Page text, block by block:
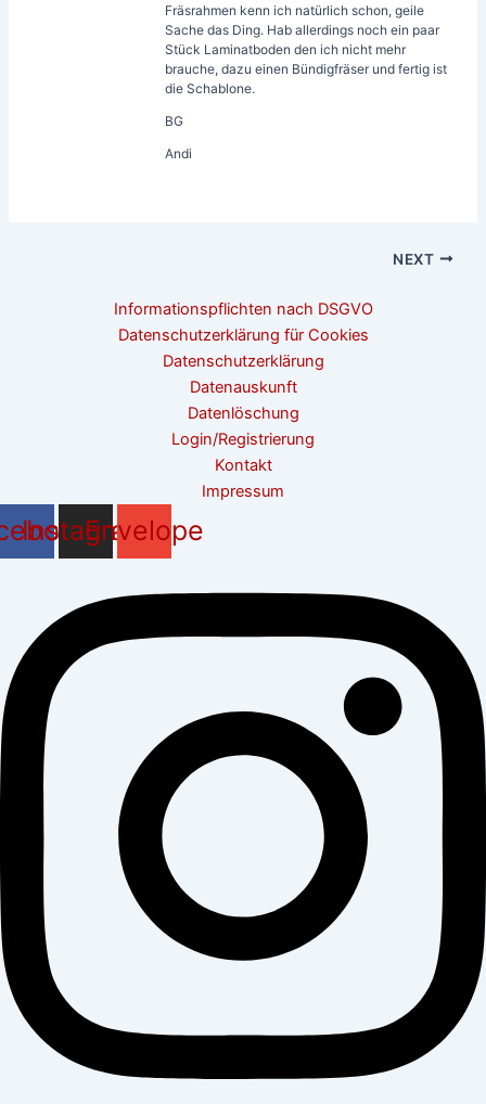
Fräsrahmen kenn ich natürlich schon, geile
Sache das Ding. Hab allerdings noch ein paar
Stück Laminatboden den ich nicht mehr
brauche, dazu einen Bündigfräser und fertig ist
die Schablone.
BG
Andi
NEXT
Informationspflichten nach DSGVO
Datenschutzerklärung für Cookies
Datenschutzerklärung
Datenauskunft
Datenlöschung
Login/Registrierung
Kontakt
Impressum
InstagramEnvelope